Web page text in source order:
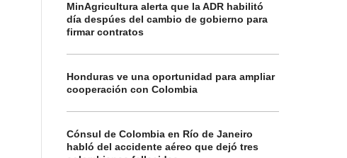
MinAgricultura alerta que la ADR habilitó
día despúes del cambio de gobierno para
firmar contratos
Honduras ve una oportunidad para ampliar
cooperación con Colombia
Cónsul de Colombia en Río de Janeiro
habló del accidente aéreo que dejó tres